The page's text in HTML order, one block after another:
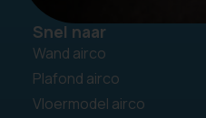
Snel naar
Wand airco
Plafond airco
Vloermodel airco